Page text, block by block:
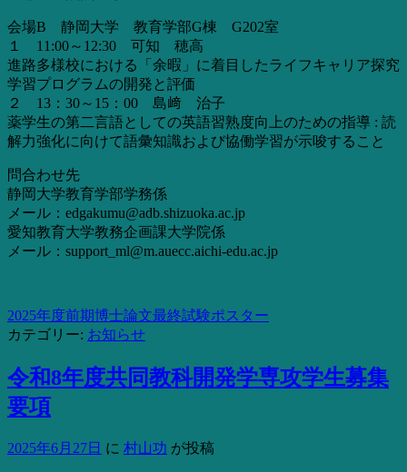
会場B 静岡大学 教育学部G棟 G202室
１ 11:00～12:30 可知 穂高
進路多様校における「余暇」に着目したライフキャリア探究
学習プログラムの開発と評価
２ 13：30～15：00 島﨑 治子
薬学生の第二言語としての英語習熟度向上のための指導 : 読
解力強化に向けて語彙知識および協働学習が示唆すること
問合わせ先
静岡大学教育学部学務係
メール：edgakumu@adb.shizuoka.ac.jp
愛知教育大学教務企画課大学院係
メール：support_ml@m.auecc.aichi-edu.ac.jp
2025年度前期博士論文最終試験ポスター
カテゴリー: お知らせ
令和8年度共同教科開発学専攻学生募集
要項
2025年6月27日 に 村山功 が投稿